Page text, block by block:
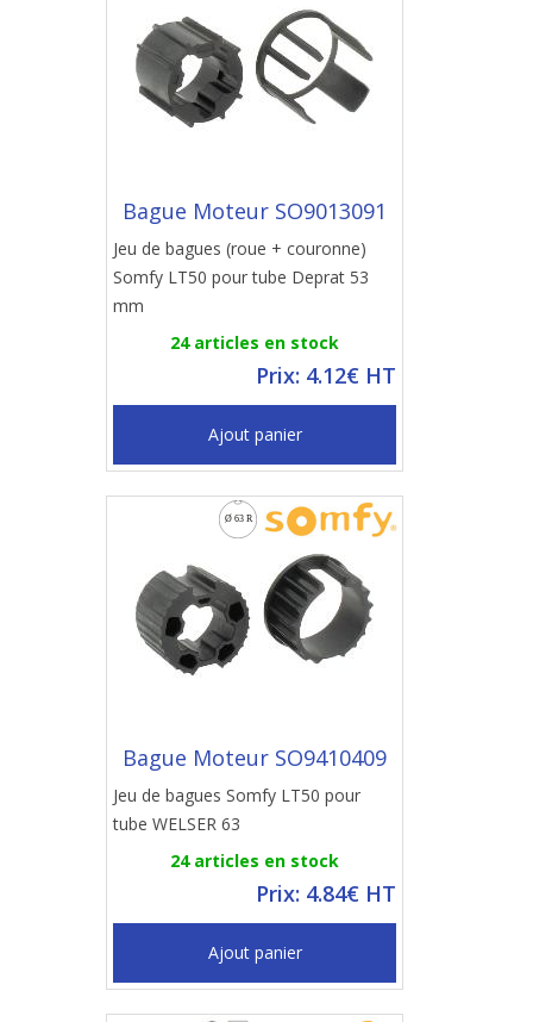
Bague Moteur SO9013091
Jeu de bagues (roue + couronne)
Somfy LT50 pour tube Deprat 53
mm
24 articles en stock
Prix: 4.12€ HT
Ajout panier
Bague Moteur SO9410409
Jeu de bagues Somfy LT50 pour
tube WELSER 63
24 articles en stock
Prix: 4.84€ HT
Ajout panier